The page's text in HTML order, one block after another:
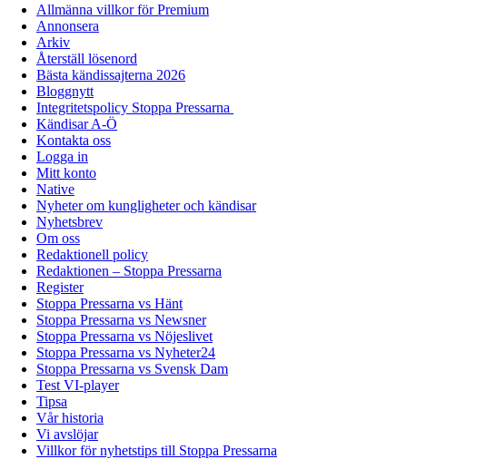
Allmänna villkor för Premium
Annonsera
Arkiv
Återställ lösenord
Bästa kändissajterna 2026
Bloggnytt
Integritetspolicy Stoppa Pressarna
Kändisar A-Ö
Kontakta oss
Logga in
Mitt konto
Native
Nyheter om kungligheter och kändisar
Nyhetsbrev
Om oss
Redaktionell policy
Redaktionen – Stoppa Pressarna
Register
Stoppa Pressarna vs Hänt
Stoppa Pressarna vs Newsner
Stoppa Pressarna vs Nöjeslivet
Stoppa Pressarna vs Nyheter24
Stoppa Pressarna vs Svensk Dam
Test VI-player
Tipsa
Vår historia
Vi avslöjar
Villkor för nyhetstips till Stoppa Pressarna